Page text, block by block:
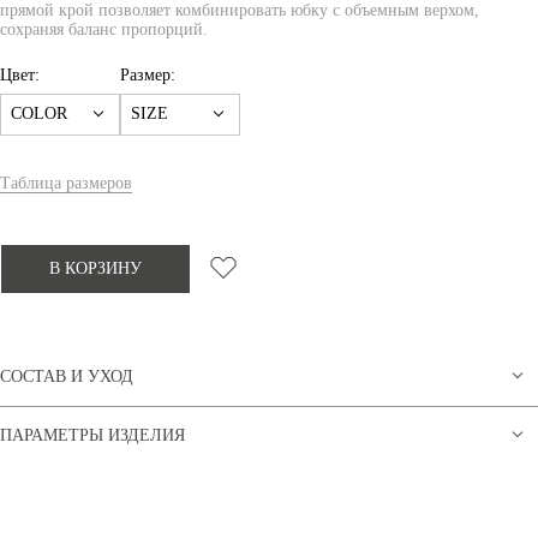
прямой крой позволяет комбинировать юбку с объемным верхом,
сохраняя баланс пропорций.
Цвет:
COLOR
Размер:
SIZE
Таблица размеров
В КОРЗИНУ
СОСТАВ И УХОД
ПАРАМЕТРЫ ИЗДЕЛИЯ